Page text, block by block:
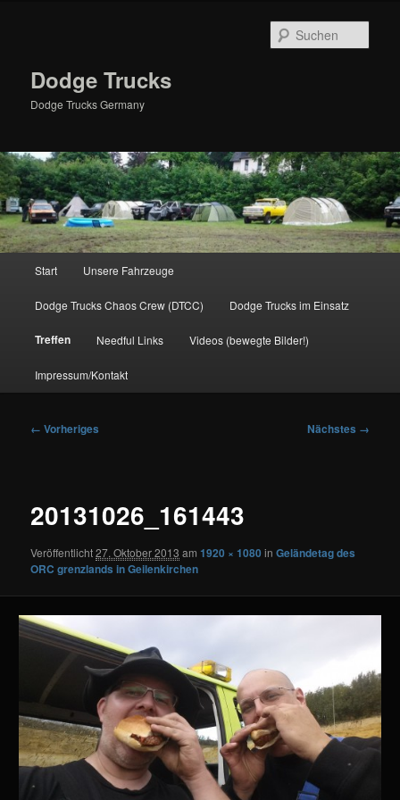
Dodge Trucks
Dodge Trucks Germany
Start Unsere Fahrzeuge
Dodge Trucks Chaos Crew (DTCC) Dodge Trucks im Einsatz
Treffen Needful Links Videos (bewegte Bilder!)
Impressum/Kontakt
Bilder-
← Vorheriges Nächstes →
20131026_161443
Veröffentlicht27. Oktober 2013 am1920 × 1080 inGeländetag des
ORC grenzlands in Geilenkirchen